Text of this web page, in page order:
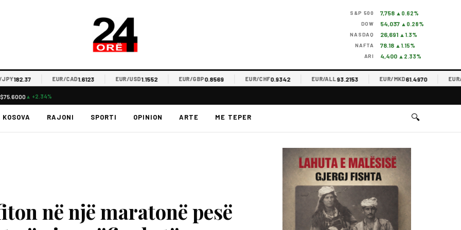
S&P 500 7,758 ▲0.62%
DOW 54,037 ▲0.28%
NASDAQ 26,691 ▲1.3%
NAFTA 78.18 ▲1.15%
ARI 4,400 ▲2.33%
EUR/CAD1.6123 EUR/USD1.1552 EUR/GBP0.8569 EUR/CHF0.9342 EUR/ALL93.2153 EUR/MKD61.4970 EUR/RSD
$75.6000 ▲ +2.34%
KOSOVA RAJONI SPORTI OPINION ARTE ME TEPER 🔍
në një maratonë pesë